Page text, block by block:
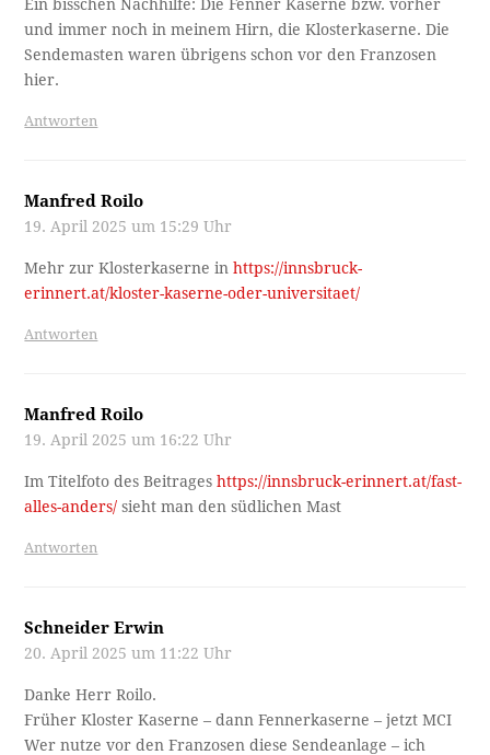
Ein bisschen Nachhilfe: Die Fenner Kaserne bzw. vorher
und immer noch in meinem Hirn, die Klosterkaserne. Die
Sendemasten waren übrigens schon vor den Franzosen
hier.
Antworten
Manfred Roilo
19. April 2025 um 15:29 Uhr
Mehr zur Klosterkaserne inhttps://innsbruck-
erinnert.at/kloster-kaserne-oder-universitaet/
Antworten
Manfred Roilo
19. April 2025 um 16:22 Uhr
Im Titelfoto des Beitrageshttps://innsbruck-erinnert.at/fast-
alles-anders/ sieht man den südlichen Mast
Antworten
Schneider Erwin
20. April 2025 um 11:22 Uhr
Danke Herr Roilo.
Früher Kloster Kaserne – dann Fennerkaserne – jetzt MCI
Wer nutze vor den Franzosen diese Sendeanlage – ich